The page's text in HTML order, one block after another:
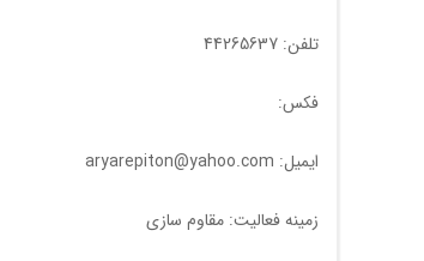
تلفن: 44265637
فکس:
ایمیل: aryarepiton@yahoo.com
زمینه فعالیت: مقاوم سازی